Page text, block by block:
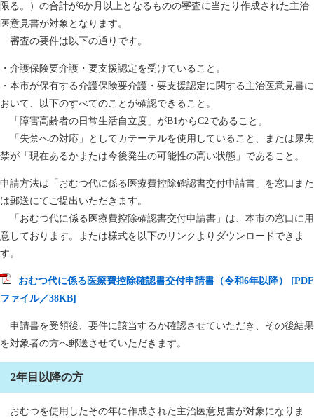
限る。）の合計が6か月以上となるものの審査に当たり作成された主治
医意見書が対象となります。
審査の要件は以下の通りです。
・介護保険要介護・要支援認定を受けていること。
・本市が保有する介護保険要介護・要支援認定に関する主治医意見書に
おいて、以下のすべてのことが確認できること。
「障害高齢者の日常生活自立度」がB1からC2であること。
「失禁への対応」としてカテーテルを使用していること、または尿失
禁が「現在あるかまたは今後発生の可能性の高い状態」であること。
申請方法は「おむつ代に係る医療費控除確認書交付申請書」を窓口また
は郵送にてご提出いただきます。
「おむつ代に係る医療費控除確認書交付申請書」は、本市の窓口に用
意しております。または様式を以下のリンクよりダウンロードできま
す。
おむつ代に係る医療費控除確認書交付申請書（令和6年以降） [PDF
ファイル／38KB]
申請書を受領後、要件に該当するか確認させていただき、その後結果
を対象者の方へ郵送させていただきます。
2年目以降の方
おむつを使用したその年に作成された主治医意見書が対象になりま